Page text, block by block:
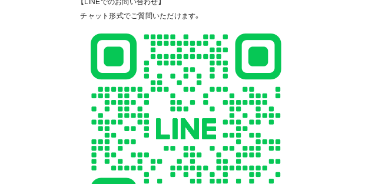
【LINEでのお問い合わせ】
チャット形式でご質問いただけます。